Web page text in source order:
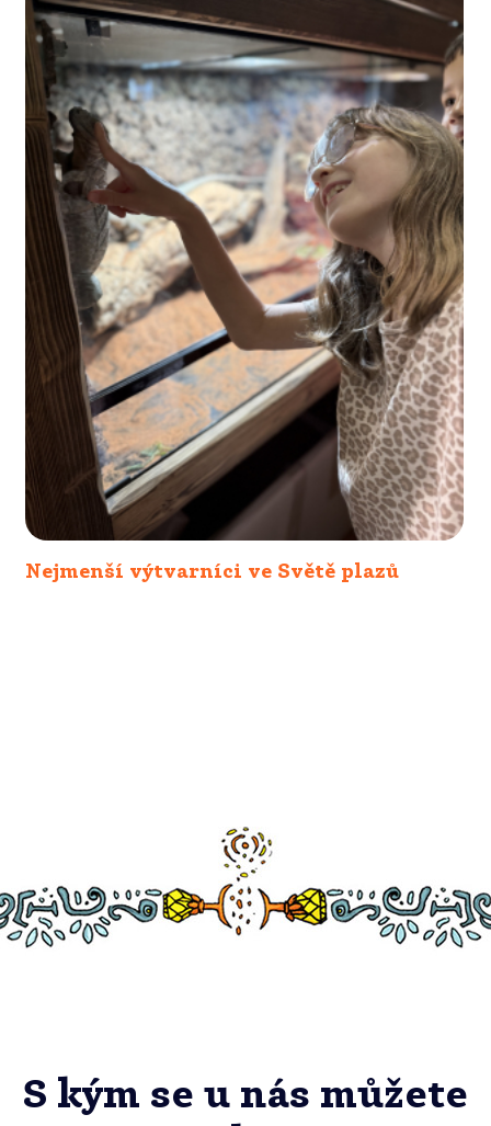
Nejmenší výtvarníci ve Světě plazů
S kým se u nás můžete